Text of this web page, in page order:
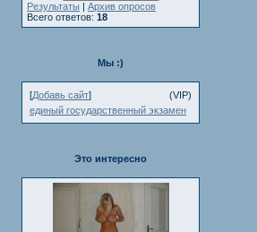
Результаты | Архив опросов
Всего ответов: 18
Мы :)
[Добавь сайт]
(VIP)
единый государственный экзамен
Это интересно